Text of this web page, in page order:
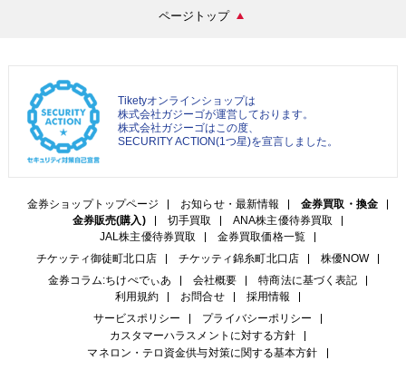
ページトップ
Tiketyオンラインショップは
株式会社ガジーゴが運営しております。
株式会社ガジーゴはこの度、
SECURITY ACTION(1つ星)を宣言しました。
金券ショップトップページ お知らせ・最新情報
金券買取・換金
金券販売(購入)
切手買取
ANA株主優待券買取
JAL株主優待券買取
金券買取価格一覧
チケッティ御徒町北口店
チケッティ錦糸町北口店
株優NOW
金券コラム:ちけぺでぃあ
会社概要
特商法に基づく表記
利用規約
お問合せ
採用情報
サービスポリシー
プライバシーポリシー
カスタマーハラスメントに対する方針
マネロン・テロ資金供与対策に関する基本方針